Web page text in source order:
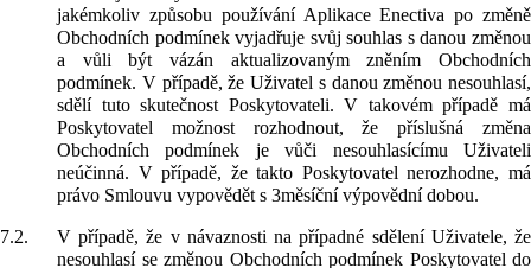
jakémkoliv způsobu používání Aplikace Enectiva po změně
Obchodních podmínek vyjadřuje svůj souhlas s danou změnou
a vůli být vázán aktualizovaným zněním Obchodních
podmínek. V případě, že Uživatel s danou změnou nesouhlasí,
sdělí tuto skutečnost Poskytovateli. V takovém případě má
Poskytovatel možnost rozhodnout, že příslušná změna
Obchodních podmínek je vůči nesouhlasícímu Uživateli
neúčinná. V případě, že takto Poskytovatel nerozhodne, má
právo Smlouvu vypovědět s 3měsíční výpovědní dobou.
7.2.
V případě, že v návaznosti na případné sdělení Uživatele, že
nesouhlasí se změnou Obchodních podmínek Poskytovatel do